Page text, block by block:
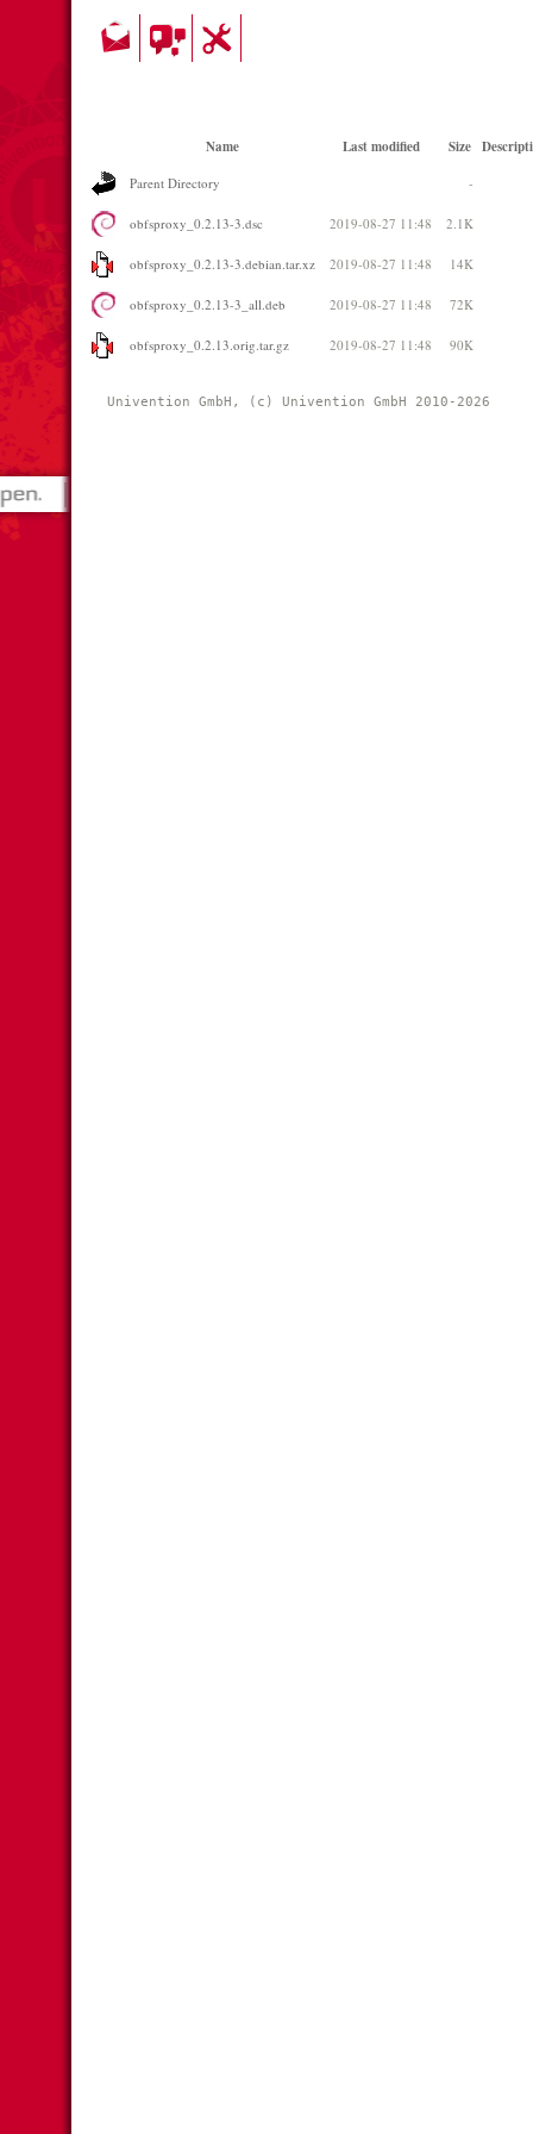
Name Last modified Size
Parent Directory -
obfsproxy_0.2.13-3.dsc 2019-08-27 11:48 2.1K
obfsproxy_0.2.13-3.debian.tar.xz 2019-08-27 11:48 14K
obfsproxy_0.2.13-3_all.deb 2019-08-27 11:48 72K
obfsproxy_0.2.13.orig.tar.gz 2019-08-27 11:48 90K
Univention GmbH, (c) Univention GmbH 2010-2026